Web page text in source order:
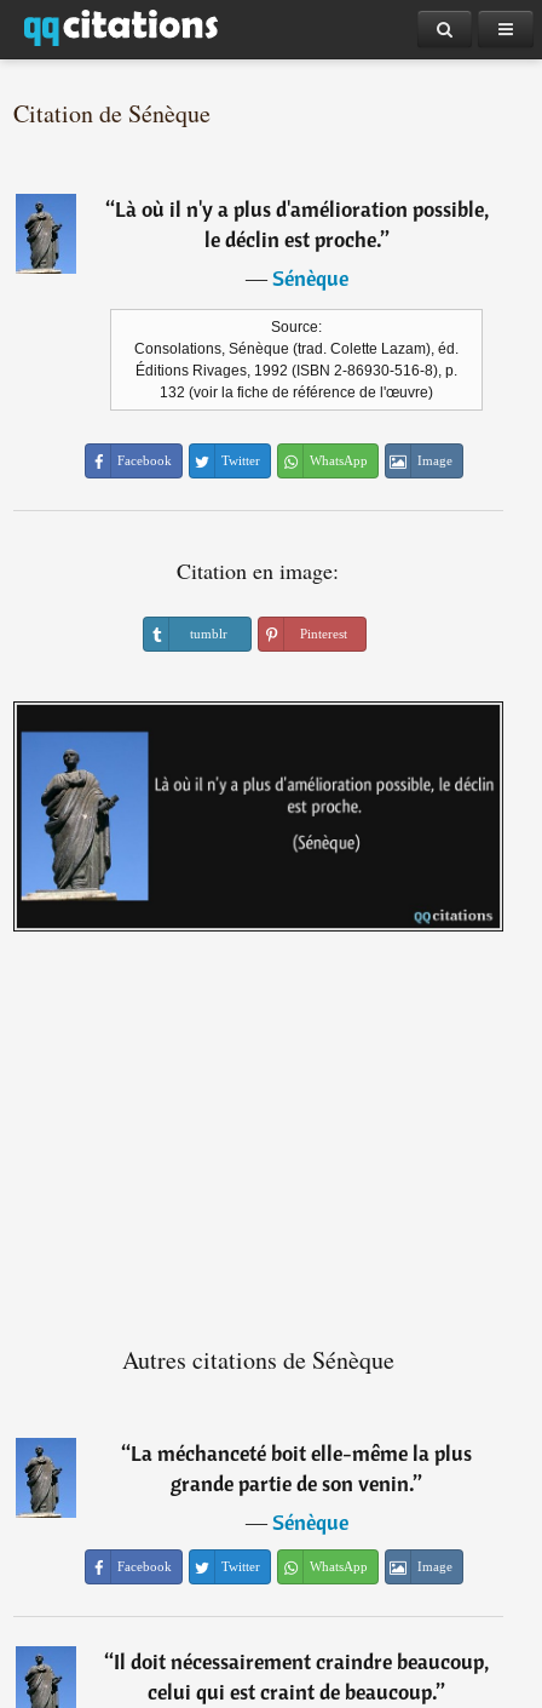
Citation de Sénèque
“Là où il n'y a plus d'amélioration possible,
le déclin est proche.”
―Sénèque
Source:
Consolations, Sénèque (trad. Colette Lazam), éd.
Éditions Rivages, 1992 (ISBN 2-86930-516-8), p.
132 (voir la fiche de référence de l'œuvre)
Facebook Twitter WhatsApp Image
Citation en image:
tumblr Pinterest
Autres citations de Sénèque
“La méchanceté boit elle-même la plus
grande partie de son venin.”
―Sénèque
Facebook Twitter WhatsApp Image
“Il doit nécessairement craindre beaucoup,
celui qui est craint de beaucoup.”